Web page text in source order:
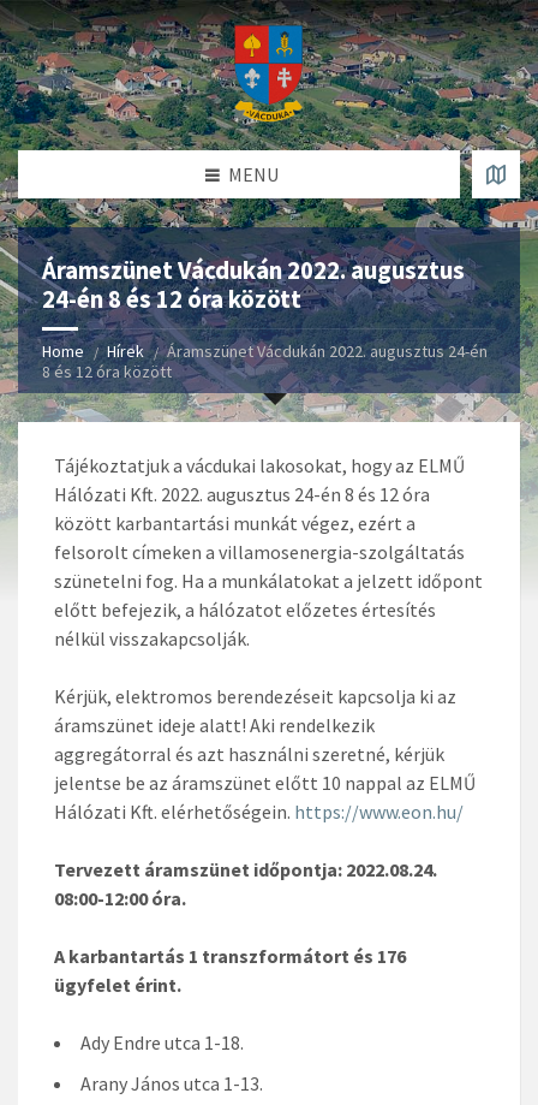
MENU
Áramszünet Vácdukán 2022. augusztus
24-én 8 és 12 óra között
Home Hírek
Áramszünet Vácdukán 2022. augusztus 24-én
8 és 12 óra között
Tájékoztatjuk a vácdukai lakosokat, hogy az ELMŰ
Hálózati Kft. 2022. augusztus 24-én 8 és 12 óra
között karbantartási munkát végez, ezért a
felsorolt címeken a villamosenergia-szolgáltatás
szünetelni fog. Ha a munkálatokat a jelzett időpont
előtt befejezik, a hálózatot előzetes értesítés
nélkül visszakapcsolják.
Kérjük, elektromos berendezéseit kapcsolja ki az
áramszünet ideje alatt! Aki rendelkezik
aggregátorral és azt használni szeretné, kérjük
jelentse be az áramszünet előtt 10 nappal az ELMŰ
Hálózati Kft. elérhetőségein. https://www.eon.hu/
Tervezett áramszünet időpontja: 2022.08.24.
08:00-12:00 óra.
A karbantartás 1 transzformátort és 176
ügyfelet érint.
Ady Endre utca 1-18.
Arany János utca 1-13.